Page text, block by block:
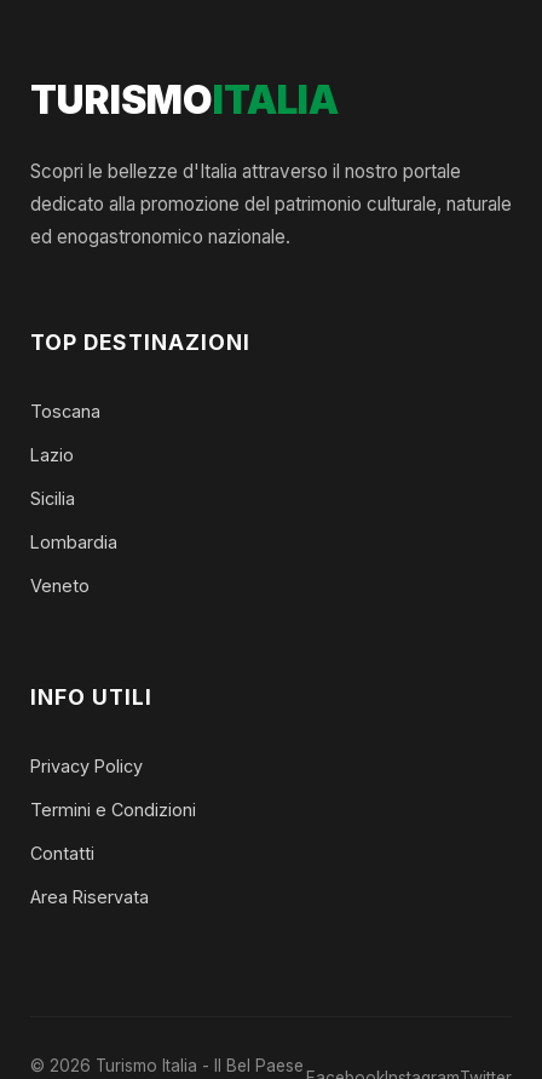
TURISMOITALIA
Scopri le bellezze d'Italia attraverso il nostro portale
dedicato alla promozione del patrimonio culturale, naturale
ed enogastronomico nazionale.
TOP DESTINAZIONI
Toscana
Lazio
Sicilia
Lombardia
Veneto
INFO UTILI
Privacy Policy
Termini e Condizioni
Contatti
Area Riservata
© 2026 Turismo Italia - Il Bel Paese